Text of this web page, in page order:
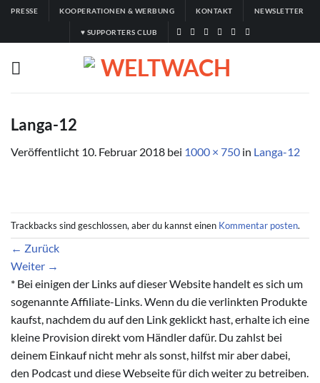
Zum
springen
PRESSE KOOPERATIONEN & WERBUNG KONTAKT NEWSLETTER
♥ SUPPORTERS CLUB
Langa-12
Veröffentlicht 10. Februar 2018 bei 1000 × 750 in Langa-12
Trackbacks sind geschlossen, aber du kannst einen Kommentar posten.
← Zurück
Weiter →
* Bei einigen der Links auf dieser Website handelt es sich um
sogenannte Affiliate-Links. Wenn du die verlinkten Produkte
kaufst, nachdem du auf den Link geklickt hast, erhalte ich eine
kleine Provision direkt vom Händler dafür. Du zahlst bei
deinem Einkauf nicht mehr als sonst, hilfst mir aber dabei,
den Podcast und diese Webseite für dich weiter zu betreiben.